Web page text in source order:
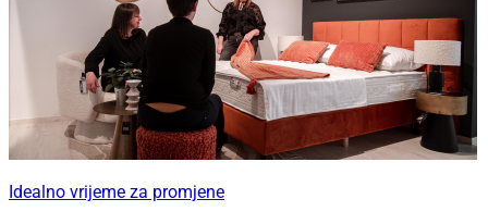
Idealno vrijeme za promjene